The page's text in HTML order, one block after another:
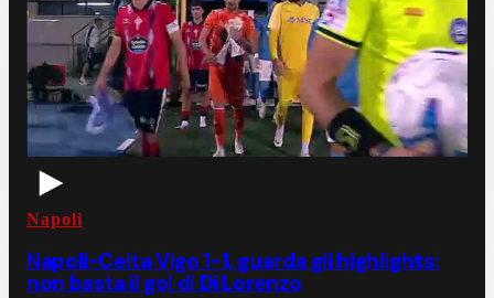
Napoli
Napoli-Celta Vigo 1-1, guarda gli highlights:
non basta il gol di Di Lorenzo